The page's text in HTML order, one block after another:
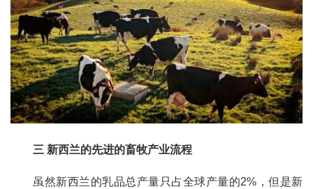
三 新西兰的先进的畜牧产业流程
虽然新西兰的乳品总产量只占全球产量的2%，但是新